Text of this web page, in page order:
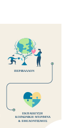
ΠΕΡΙΒΑΛΛΟΝ
ΕΚΠΑΙΔΕΥΣΗ
ΚΟΙΝΩΝΙΚΗ ΜΈΡΙΜΝΑ
& ΕΘΕΛΟΝΤΙΣΜΟΣ